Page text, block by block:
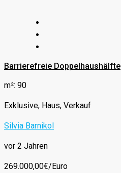
Barrierefreie Doppelhaushälfte
m²: 90
Exklusive, Haus, Verkauf
Silvia Barnikol
vor 2 Jahren
269.000,00€/Euro